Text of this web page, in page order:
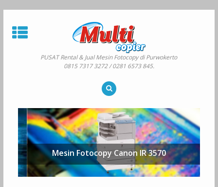
to
content
PUSAT Rental & Jual Mesin Fotocopy di Purwokerto
0815 7317 3272 / 0281 6573 845.
Mesin Fotocopy Canon IR 3570